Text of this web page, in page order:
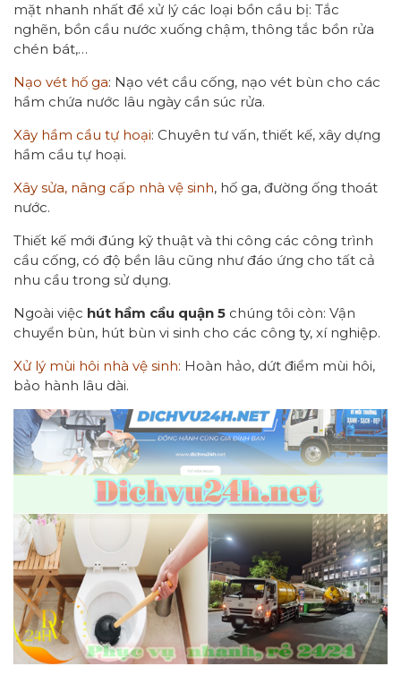
mặt nhanh nhất để xử lý các loại bồn cầu bị: Tắc
nghẽn, bồn cầu nước xuống chậm, thông tắc bồn rửa
chén bát,…
Nạo vét hố ga: Nạo vét cầu cống, nạo vét bùn cho các
hầm chứa nước lâu ngày cần súc rửa.
Xây hầm cầu tự hoại: Chuyên tư vấn, thiết kế, xây dựng
hầm cầu tự hoại.
Xây sửa, nâng cấp nhà vệ sinh, hố ga, đường ống thoát
nước.
Thiết kế mới đúng kỹ thuật và thi công các công trình
cầu cống, có độ bền lâu cũng như đáo ứng cho tất cả
nhu cầu trong sử dụng.
Ngoài việc hút hầm cầu quận 5 chúng tôi còn: Vận
chuyển bùn, hút bùn vi sinh cho các công ty, xí nghiệp.
Xử lý mùi hôi nhà vệ sinh: Hoàn hảo, dứt điểm mùi hôi,
bảo hành lâu dài.